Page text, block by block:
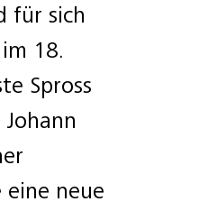
für sich
18.
Spross
neue